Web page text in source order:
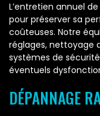
L’entretien annuel
pour préserver sa
coûteuses. Notre
réglages, nettoyage
systèmes de
éventuels
DÉPANNAGE